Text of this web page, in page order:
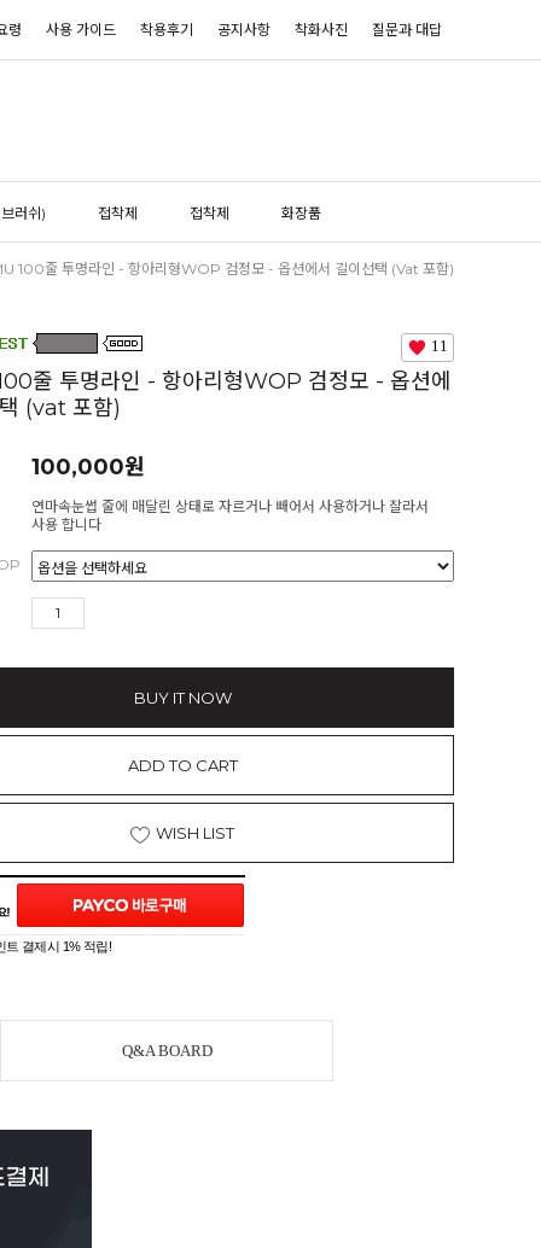
령 사용 가이드 착용후기 공지사항 착화사진 질문과 대답
러쉬) 접착제 접착제 화장품
100줄 투명라인 - 항아리형WOP 검정모 - 옵션에서 길이선택 (vat 포함)
11
줄 투명라인 - 항아리형WOP 검정모 - 옵션에
(vat 포함)
100,000원
연마속눈썹 줄에 매달린 상태로 자르거나 빼어서 사용하거나 잘라서
사용 합니다
BUY IT NOW
ADD TO CART
WISH LIST
트 결제시 1% 적립!
Q&A BOARD